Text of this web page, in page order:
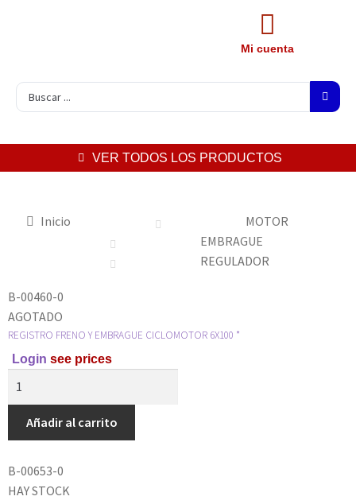
Mi cuenta
VER TODOS LOS PRODUCTOS
Inicio
MOTOR
EMBRAGUE
REGULADOR
B-00460-0
AGOTADO
REGISTRO FRENO Y EMBRAGUE CICLOMOTOR 6X100 *
Login see prices
Añadir al carrito
B-00653-0
HAY STOCK